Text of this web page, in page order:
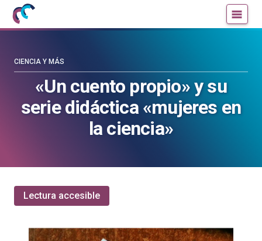
Mujeres
con
Cultura
Científica
blog
Cultura
Científica
«Un cuento propio» y su
serie didáctica «mujeres en
la ciencia»
CIENCIA Y MÁS
Lectura accesible